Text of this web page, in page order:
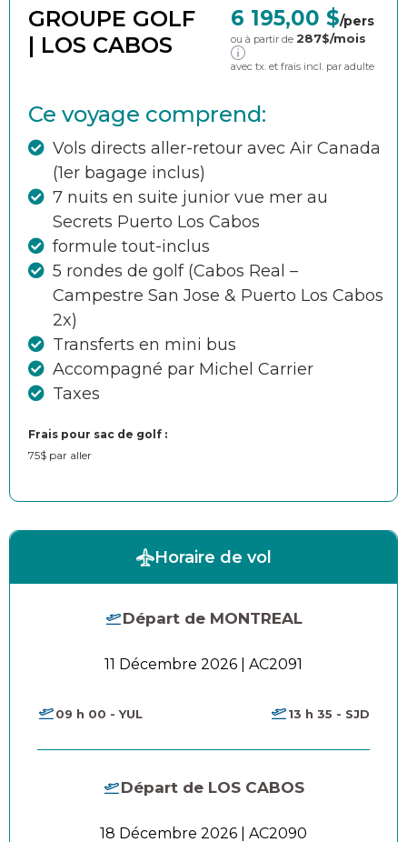
GROUPE GOLF
| LOS CABOS
6 195,00 $/pers
ou à partir de 287$/mois
avec tx. et frais incl. par adulte
Ce voyage comprend:
Vols directs aller-retour avec Air Canada
(1er bagage inclus)
7 nuits en suite junior vue mer au
Secrets Puerto Los Cabos
formule tout-inclus
5 rondes de golf (Cabos Real –
Campestre San Jose & Puerto Los Cabos
2x)
Transferts en mini bus
Accompagné par Michel Carrier
Taxes
Frais pour sac de golf :
75$ par aller
Horaire de vol
Départ de MONTREAL
11 Décembre 2026 | AC2091
09 h 00 - YUL 13 h 35 - SJD
Départ de LOS CABOS
18 Décembre 2026 | AC2090